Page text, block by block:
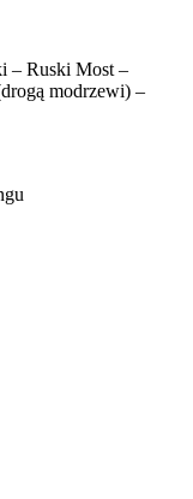
– Ruski Most –
modrzewi) –